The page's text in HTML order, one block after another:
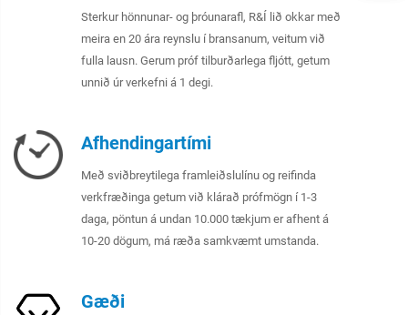
Sterkur hönnunar- og þróunarafl, R&Í lið okkar með
meira en 20 ára reynslu í bransanum, veitum við
fulla lausn. Gerum próf tilburðarlega fljótt, getum
unnið úr verkefni á 1 degi.
Afhendingartími
Með sviðbreytilega framleiðslulínu og reifinda
verkfræðinga getum við klárað prófmögn í 1-3
daga, pöntun á undan 10.000 tækjum er afhent á
10-20 dögum, má ræða samkvæmt umstanda.
Gæði